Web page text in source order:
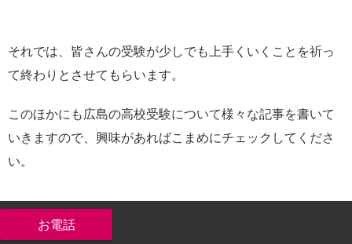
それでは、皆さんの受験が少しでも上手くいくことを祈っ
て終わりとさせてもらいます。
このほかにも広島の高校受験について様々な記事を書いて
いきますので、興味があればこまめにチェックしてくださ
い。